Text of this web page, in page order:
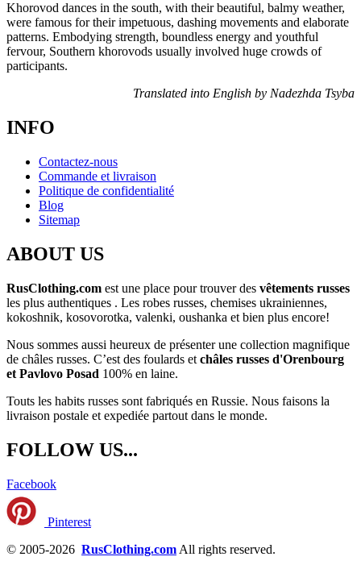
Khorovod dances in the south, with their beautiful, balmy weather,
were famous for their impetuous, dashing movements and elaborate
patterns. Embodying strength, boundless energy and youthful
fervour, Southern khorovods usually involved huge crowds of
participants.
Translated into English by Nadezhda Tsyba
INFO
Contactez-nous
Commande et livraison
Politique de confidentialité
Blog
Sitemap
ABOUT US
RusClothing.com est une place pour trouver des vêtements russes
les plus authentiques . Les robes russes, chemises ukrainiennes,
kokoshnik, kosovorotka, valenki, oushanka et bien plus encore!
Nous sommes aussi heureux de présenter une collection magnifique
de châles russes. C’est des foulards et châles russes d'Orenbourg
et Pavlovo Posad 100% en laine.
Touts les habits russes sont fabriqués en Russie. Nous faisons la
livraison postale et expediée partout dans le monde.
FOLLOW US...
Facebook
Pinterest
© 2005-2026 RusClothing.com All rights reserved.